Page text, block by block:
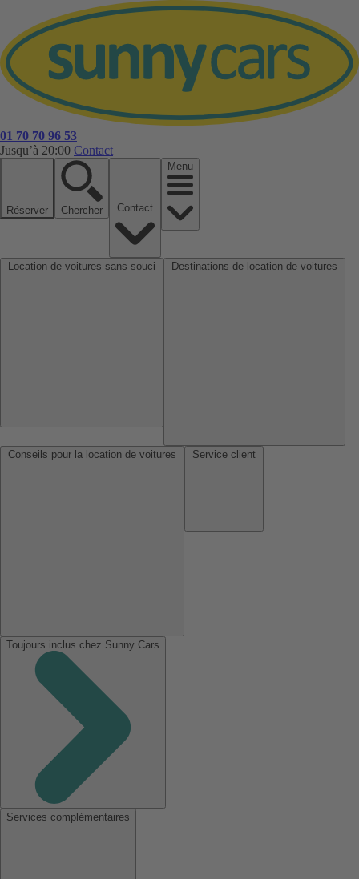
01 70 70 96 53
Jusqu’à 20:00 Contact
Réserver Chercher
Menu
Toujours inclus chez Sunny Cars
Services complémentaires